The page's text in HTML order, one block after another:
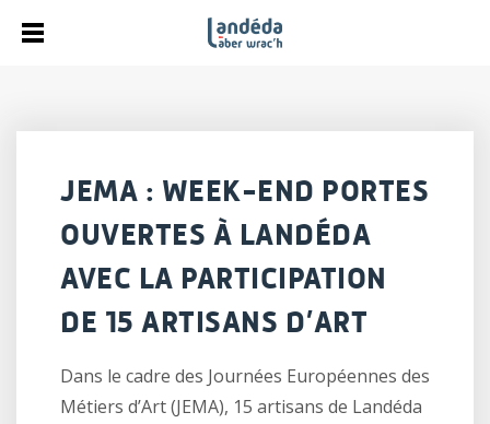
JEMA : WEEK-END PORTES
OUVERTES À LANDÉDA
AVEC LA PARTICIPATION
DE 15 ARTISANS D’ART
Dans le cadre des Journées Européennes des
Métiers d’Art (JEMA), 15 artisans de Landéda